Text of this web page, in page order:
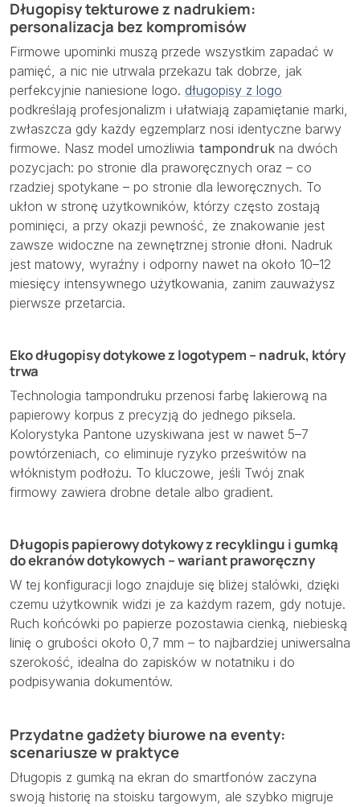
Długopisy tekturowe z nadrukiem:
personalizacja bez kompromisów
Firmowe upominki muszą przede wszystkim zapadać w
pamięć, a nic nie utrwala przekazu tak dobrze, jak
perfekcyjnie naniesione logo. długopisy z logo
podkreślają profesjonalizm i ułatwiają zapamiętanie marki,
zwłaszcza gdy każdy egzemplarz nosi identyczne barwy
firmowe. Nasz model umożliwia tampondruk na dwóch
pozycjach: po stronie dla praworęcznych oraz – co
rzadziej spotykane – po stronie dla leworęcznych. To
ukłon w stronę użytkowników, którzy często zostają
pominięci, a przy okazji pewność, że znakowanie jest
zawsze widoczne na zewnętrznej stronie dłoni. Nadruk
jest matowy, wyraźny i odporny nawet na około 10–12
miesięcy intensywnego użytkowania, zanim zauważysz
pierwsze przetarcia.
Eko długopisy dotykowe z logotypem – nadruk, który
trwa
Technologia tampondruku przenosi farbę lakierową na
papierowy korpus z precyzją do jednego piksela.
Kolorystyka Pantone uzyskiwana jest w nawet 5–7
powtórzeniach, co eliminuje ryzyko prześwitów na
włóknistym podłożu. To kluczowe, jeśli Twój znak
firmowy zawiera drobne detale albo gradient.
Długopis papierowy dotykowy z recyklingu i gumką
do ekranów dotykowych – wariant praworęczny
W tej konfiguracji logo znajduje się bliżej stalówki, dzięki
czemu użytkownik widzi je za każdym razem, gdy notuje.
Ruch końcówki po papierze pozostawia cienką, niebieską
linię o grubości około 0,7 mm – to najbardziej uniwersalna
szerokość, idealna do zapisków w notatniku i do
podpisywania dokumentów.
Przydatne gadżety biurowe na eventy:
scenariusze w praktyce
Długopis z gumką na ekran do smartfonów zaczyna
swoją historię na stoisku targowym, ale szybko migruje